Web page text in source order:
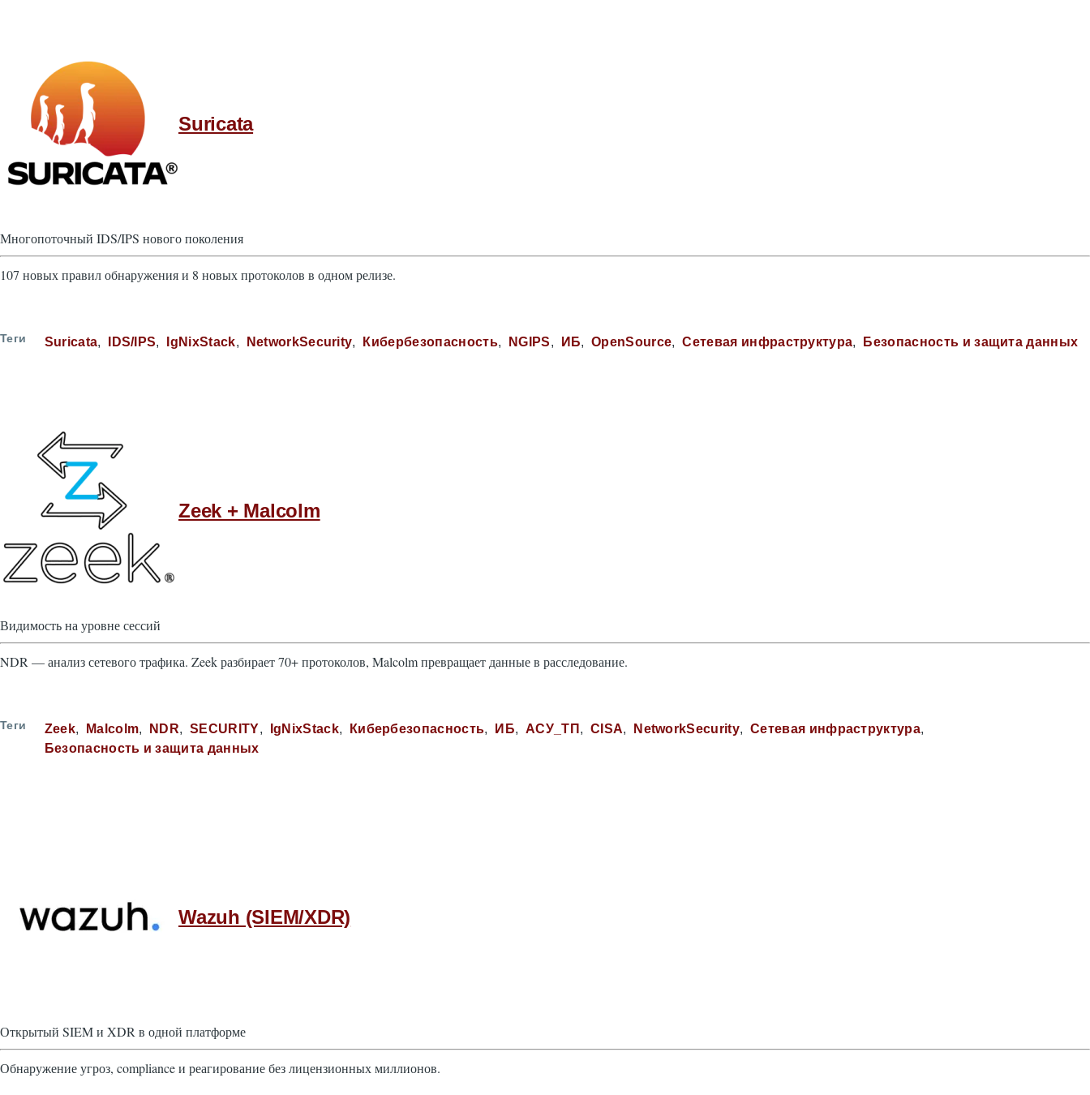
Suricata
Многопоточный IDS/IPS нового поколения
107 новых правил обнаружения и 8 новых протоколов в одном релизе.
Теги Suricata IDS/IPS IgNixStack NetworkSecurity Кибербезопасность NGIPS ИБ OpenSource Сетевая инфраструктура Безопасность и защита данных
Zeek + Malcolm
Видимость на уровне сессий
NDR — анализ сетевого трафика. Zeek разбирает 70+ протоколов, Malcolm превращает данные в расследование.
Теги Zeek Malcolm NDR SECURITY IgNixStack Кибербезопасность ИБ АСУ_ТП CISA NetworkSecurity
Сетевая инфраструктура
Безопасность и защита данных
Wazuh (SIEM/XDR)
Открытый SIEM и XDR в одной платформе
Обнаружение угроз, compliance и реагирование без лицензионных миллионов.